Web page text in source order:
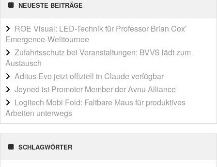
NEUESTE BEITRÄGE
ROE Visual: LED-Technik für Professor Brian Cox’
Emergence-Welttournee
Zufahrtsschutz bei Veranstaltungen: BVVS lädt zum
Austausch
Aditus Evo jetzt offiziell in Claude verfügbar
Joyned ist Promoter Member der Avnu Alliance
Logitech Mobi Fold: Faltbare Maus für produktives
Arbeiten unterwegs
SCHLAGWÖRTER